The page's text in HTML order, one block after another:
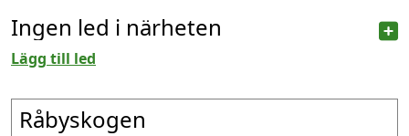
Ingen led i närheten
Lägg till led
Råbyskogen